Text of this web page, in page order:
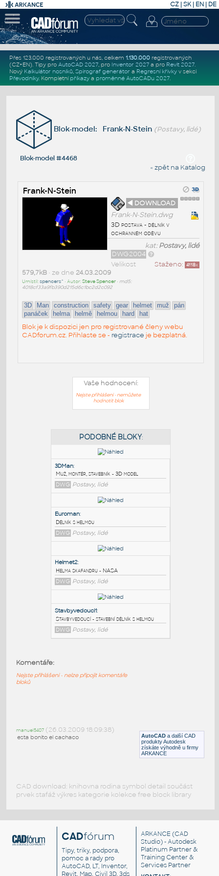
CZ | SK| EN | DE
Přes 123.000 registrovaných u nás, celkem 1.130.000registrovaných
(CZ+EN). Tipy pro AutoCAD 2027, pro Inventor 2027a pro Revit 2027.
Nový Kalkulátor nosníků, Spirograf generátor a Regresní křivkyv sekci
Převodníky. Kompletní příkazya proměnné AutoCADu 2027.
Blok-model: Frank-N-Stein (Postavy, lidé)
Blok-model #4468
« zpět na Katalog
Frank-N-Stein
◄ DOWNLOAD
Frank-N-Stein.dwg
3D postava - dělník v
ochranném oděvu
kat:Postavy, lidé
DWG2004
Staženo: 4118x
Velikost
579,7kB• ze dne 24.03.2009
Umístil:spencers^ • Autor:Steve Spencer• md5:
4018cf33a9fb390d215d6c1bc2d2c092
3D Man construction safety gear helmet muž
pán
panáček
helma helmě helmou hard hat
Blok je k dispozici jen pro registrované členy webu
CADforum.cz. Přihlaste se - registrace je bezplatná.
Vaše hodnocení:
Nejste přihlášeni - nemůžete
hodnotit blok
Muž, montér, stavebník - 3D model
DWG Postavy, lidé
Euroman:
Dělník s helmou
DWG Postavy, lidé
Helma skafandru - NASA
Stavbyvedoucí - stavební dělník s helmou
DWG
AutoCAD a další CAD
produkty Autodesk
získáte výhodně u firmy
ARKANCE
Komentáře:
Nejste přihlášeni - nelze připojit komentáře
bloků
manuel5407 (26.03.2009 18:09:38)
esta bonito el cachaco
CAD download: knihovna rodina symbol detail součást
prvek stafáž výkres kategorie kolekce free block library
CADfórum
Tipy, triky, podpora,
pomoc a rady pro
AutoCAD, LT, Inventor,
Revit, Map, Civil 3D, 3ds
ARKANCE (CAD
Studio) - Autodesk
Platinum Partner &
Training Center &
Services Partner